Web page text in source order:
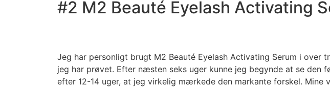
#2 M2 Beauté Eyelash Activating
Jeg har personligt brugt M2 Beauté Eyelash Activating Serum i over
jeg har prøvet. Efter næsten seks uger kunne jeg begynde at se
efter 12-14 uger, at jeg virkelig mærkede den markante forskel.